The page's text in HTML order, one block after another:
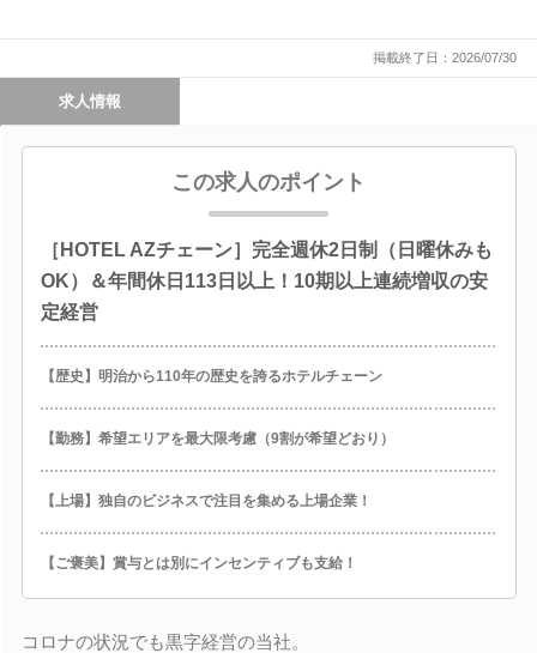
掲載終了日：2026/07/30
求人情報
この求人のポイント
［HOTEL AZチェーン］完全週休2日制（日曜休みも
OK）＆年間休日113日以上！10期以上連続増収の安
定経営
【歴史】明治から110年の歴史を誇るホテルチェーン
【勤務】希望エリアを最大限考慮（9割が希望どおり）
【上場】独自のビジネスで注目を集める上場企業！
【ご褒美】賞与とは別にインセンティブも支給！
コロナの状況でも黒字経営の当社。